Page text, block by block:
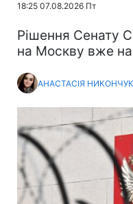
18:25 07.08.2026 Пт
Рішення Сенату
на Москву вже
АНАСТАСІЯ НИКОНЧУК